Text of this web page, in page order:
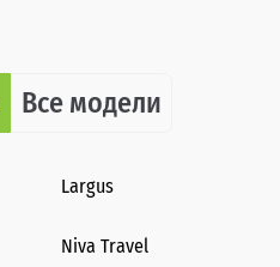
Все модели
Largus
Niva Travel